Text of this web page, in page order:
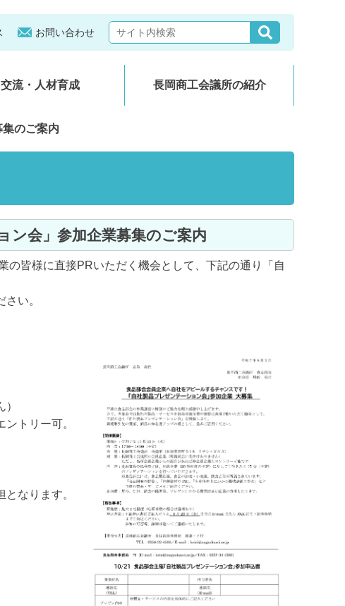
お問い合わせ
交流・人材育成 長岡商工会議所の紹介
のご案内
ン会」参加企業募集のご案内
皆様に直接PRいただく機会として、下記の通り「自
い。
リー可。
ります。